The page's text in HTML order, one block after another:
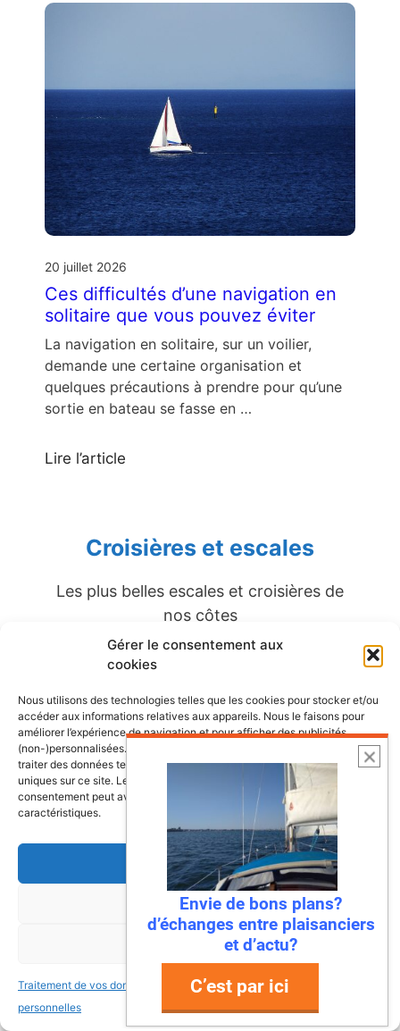
Gérer le consentement aux
cookies
Nous utilisons des technologies telles que les cookies pour stocker et/ou
accéder aux informations relatives aux appareils. Nous le faisons pour
améliorer l’expérience de navigation et pour afficher des publicités
(non-)personnalisées. Consentir à ces technologies nous autorisera à
traiter des données telles que le comportement de navigation ou les ID
uniques sur ce site. Le fait de ne pas consentir ou de retirer son
consentement peut avoir un effet négatif sur certaines fonctonnalités et
caractéristiques.
Accepter
Refuser
Voir les préférences
Traitement de vos données
personnelles
Traitement de vos données
personnelles
20 juillet 2026
Ces difficultés d’une navigation en
solitaire que vous pouvez éviter
La navigation en solitaire, sur un voilier,
demande une certaine organisation et
quelques précautions à prendre pour qu’une
sortie en bateau se fasse en …
Lire l’article
Croisières et escales
Les plus belles escales et croisières de
nos côtes
Envie de fraicheur ? Larguez les
Imaginez : des falaises vertigineuses qui
plongent dans une mer turquoise, des ports
Envie de bons plans?
d’échanges entre plaisanciers
et d’actu?
C’est par ici